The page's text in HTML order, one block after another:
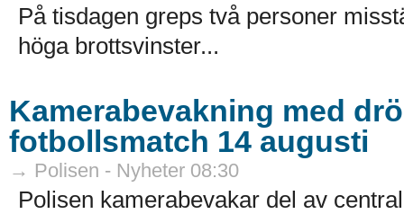
På tisdagen greps två personer
höga brottsvinster...
Kamerabevakning med
fotbollsmatch 14 augusti
→ Polisen - Nyheter 08:30
Polisen kamerabevakar del av